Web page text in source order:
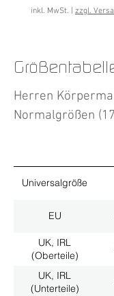
inkl. MwSt. zzgl.
Herren
Normalgrößen
Universalgröße
EU
UK, IRL
(Oberteile)
UK, IRL
(Unterteile)